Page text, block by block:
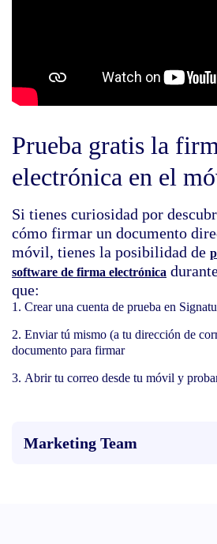
Prueba gratis la
electrónica en el
Si tienes curiosidad por
cómo firmar un documento
móvil, tienes la posibilidad de
software de firma electrónica
que:
Crear una cuenta de prueba en
Enviar tú mismo (a tu dirección de
documento para firmar
Abrir tu correo desde tu móvil y
Marketing Team